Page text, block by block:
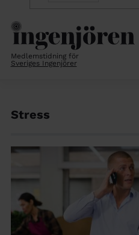
Medlemstidning för
Sveriges Ingenjörer
Stress